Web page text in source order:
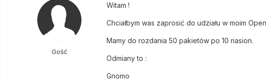
Gość
Witam !
Chciałbym was zaprosić do udziału w moim
Mamy do rozdania 50 pakietów po 10 nasion.
Odmiany to :
Gnomo